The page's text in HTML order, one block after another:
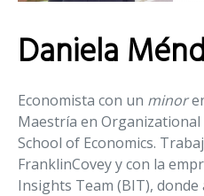
Daniela
Economista con un minor
Maestría en
School of Economics.
FranklinCovey y con la
Insights Team (BIT), donde